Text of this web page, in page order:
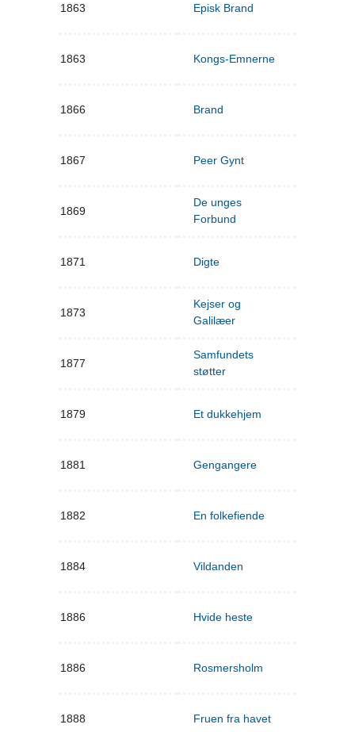
1863 Episk Brand
1863 Kongs-Emnerne
1866 Brand
1867 Peer Gynt
1869
De unges
Forbund
1871 Digte
1873
Kejser og
Galilæer
1877
Samfundets
støtter
1879 Et dukkehjem
1881 Gengangere
1882 En folkefiende
1884 Vildanden
1886 Hvide heste
1886 Rosmersholm
1888 Fruen fra havet